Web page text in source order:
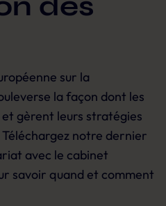
sur la
la façon dont les
gèrent leurs stratégies
notre dernier
avec le cabinet
savoir quand et comment